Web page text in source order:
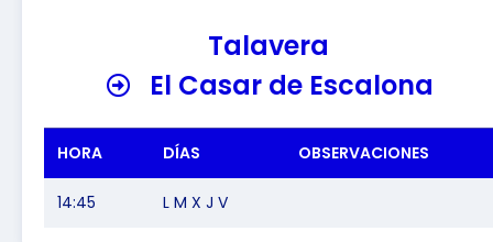
Talavera
El Casar de Escalona
HORA DÍAS OBSERVACIONES
14:45 L M X J V